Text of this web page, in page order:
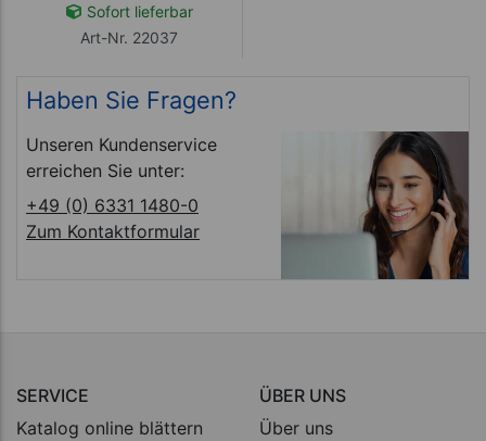
Sofort lieferbar
Art-Nr. 22037
Haben Sie Fragen?
Unseren Kundenservice
erreichen Sie unter:
+49 (0) 6331 1480-0
Zum Kontaktformular
SERVICE
Katalog online blättern
ÜBER UNS
Über uns